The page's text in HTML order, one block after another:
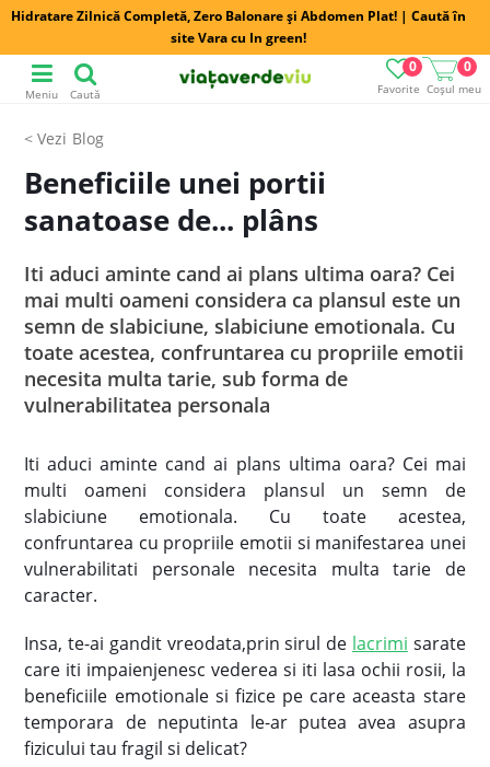
Hidratare Zilnică Completă, Zero Balonare și Abdomen Plat! | Caută în
site Vara cu In green!
Favorite
0
Coșul meu
0
Meniu Caută
Blog
Beneficiile unei portii
sanatoase de... plâns
Iti aduci aminte cand ai plans ultima oara? Cei
mai multi oameni considera ca plansul este un
semn de slabiciune, slabiciune emotionala. Cu
toate acestea, confruntarea cu propriile emotii
necesita multa tarie, sub forma de
vulnerabilitatea personala
Iti aduci aminte cand ai plans ultima oara? Cei mai
multi oameni considera plansul un semn de
slabiciune emotionala. Cu toate acestea,
confruntarea cu propriile emotii si manifestarea unei
vulnerabilitati personale necesita multa tarie de
caracter.
Insa, te-ai gandit vreodata,prin sirul de lacrimi sarate
care iti impaienjenesc vederea si iti lasa ochii rosii, la
beneficiile emotionale si fizice pe care aceasta stare
temporara de neputinta le-ar putea avea asupra
fizicului tau fragil si delicat?